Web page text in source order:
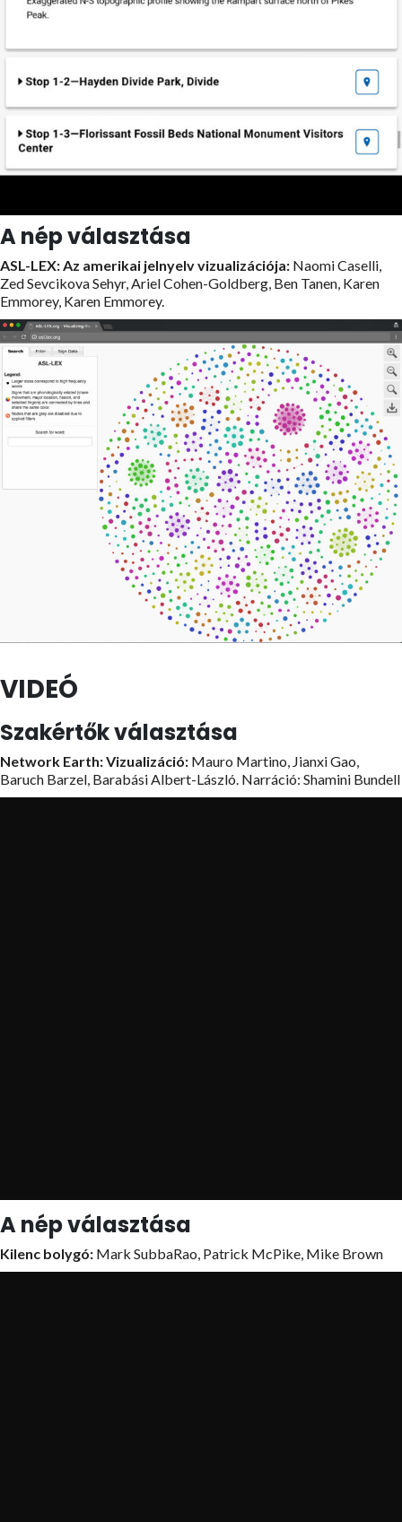
A nép választása
ASL-LEX: Az amerikai jelnyelv vizualizációja: Naomi Caselli,
Zed Sevcikova Sehyr, Ariel Cohen-Goldberg, Ben Tanen, Karen
Emmorey, Karen Emmorey.
VIDEÓ
Szakértők választása
Network Earth: Vizualizáció: Mauro Martino, Jianxi Gao,
Baruch Barzel, Barabási Albert-László. Narráció: Shamini Bundell
A nép választása
Kilenc bolygó: Mark SubbaRao, Patrick McPike, Mike Brown